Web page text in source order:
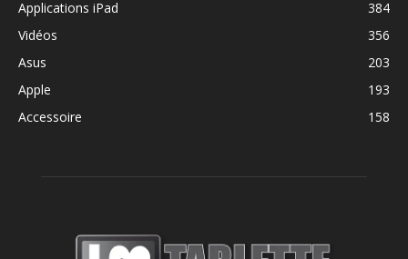
Applications iPad
384
Vidéos
356
Asus
203
Apple
193
Accessoire
158